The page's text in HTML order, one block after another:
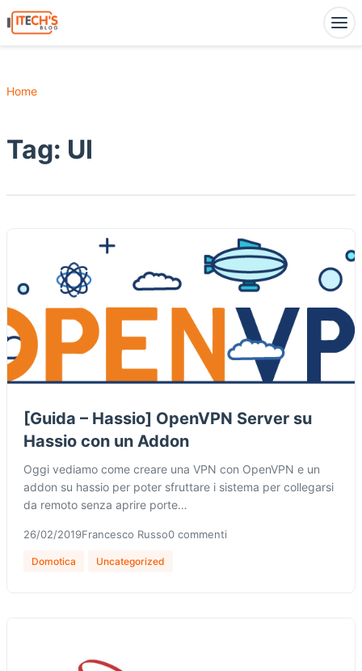
Home
Tag: UI
[Guida – Hassio] OpenVPN Server su
Hassio con un Addon
Oggi vediamo come creare una VPN con OpenVPN e un
addon su hassio per poter sfruttare i sistema per collegarsi
da remoto senza aprire porte…
26/02/2019Francesco Russo0 commenti
Domotica Uncategorized